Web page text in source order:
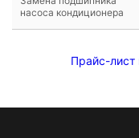
насоса кондиционера
Прайс-лист